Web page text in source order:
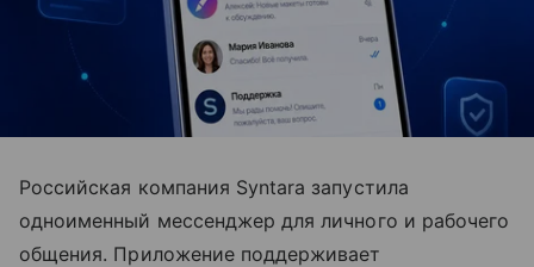
Российская компания Syntara запустила
одноименный мессенджер для личного и рабочего
общения. Приложение поддерживает